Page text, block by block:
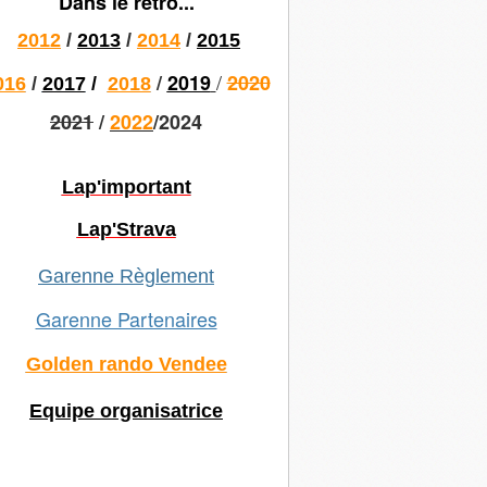
2012 / 2013 / 2014 / 2015
/ 2017/ 2018 / 2019 /2020
2021/2022/2024
Lap'important
Lap'Strava
Garenne Règlement
Garenne Partenaires
Golden rando Vendee
Equipe organisatrice